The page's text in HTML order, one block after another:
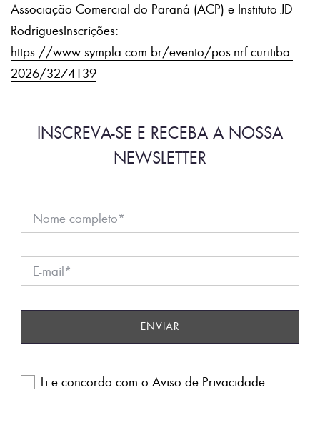
Associação Comercial do Paraná (ACP) e Instituto JD
RodriguesInscrições:
https://www.sympla.com.br/evento/pos-nrf-curitiba-
2026/3274139
INSCREVA-SE E RECEBA A NOSSA
NEWSLETTER
Li e concordo com oAviso de Privacidade.